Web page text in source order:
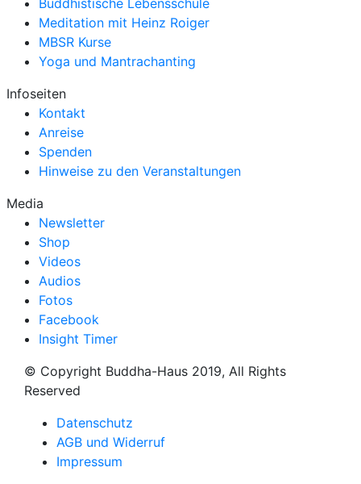
Buddhistische Lebensschule
Meditation mit Heinz Roiger
MBSR Kurse
Yoga und Mantrachanting
Infoseiten
Kontakt
Anreise
Spenden
Hinweise zu den Veranstaltungen
Media
Newsletter
Shop
Videos
Audios
Fotos
Facebook
Insight Timer
© Copyright Buddha-Haus 2019, All Rights
Reserved
Datenschutz
AGB und Widerruf
Impressum